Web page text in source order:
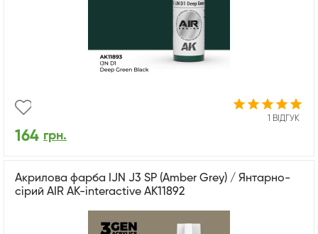
1 ВІДГУК
164 грн.
Акрилова фарба IJN J3 SP (Amber Grey) / Янтарно-
сірий AIR АК-interactive AK11892